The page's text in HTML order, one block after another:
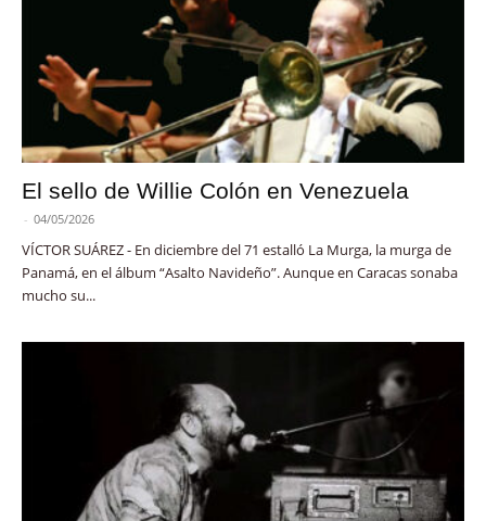
El sello de Willie Colón en Venezuela
- 04/05/2026
VÍCTOR SUÁREZ - En diciembre del 71 estalló La Murga, la murga de
Panamá, en el álbum “Asalto Navideño”. Aunque en Caracas sonaba
mucho su...